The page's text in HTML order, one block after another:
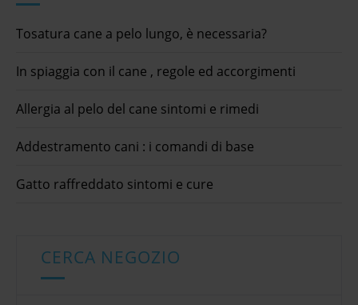
Tosatura cane a pelo lungo, è necessaria?
In spiaggia con il cane , regole ed accorgimenti
Allergia al pelo del cane sintomi e rimedi
Addestramento cani : i comandi di base
Gatto raffreddato sintomi e cure
CERCA NEGOZIO